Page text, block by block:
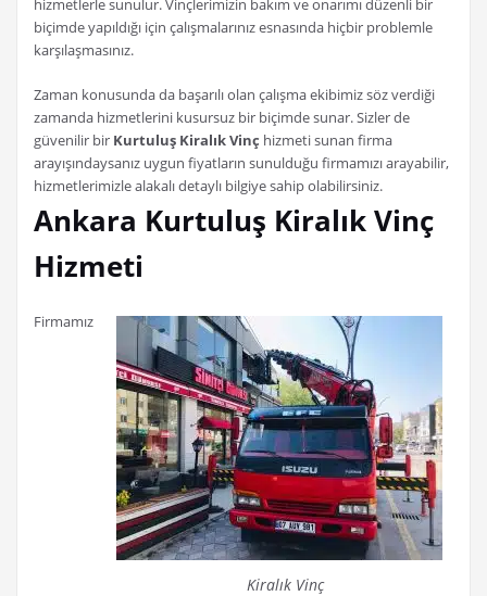
hizmetlerle sunulur. Vinçlerimizin bakım ve onarımı düzenli bir
biçimde yapıldığı için çalışmalarınız esnasında hiçbir problemle
karşılaşmasınız.
Zaman konusunda da başarılı olan çalışma ekibimiz söz verdiği
zamanda hizmetlerini kusursuz bir biçimde sunar. Sizler de
güvenilir bir Kurtuluş Kiralık Vinç hizmeti sunan firma
arayışındaysanız uygun fiyatların sunulduğu firmamızı arayabilir,
hizmetlerimizle alakalı detaylı bilgiye sahip olabilirsiniz.
Ankara Kurtuluş Kiralık Vinç
Hizmeti
Kiralık Vinç
Firmamız